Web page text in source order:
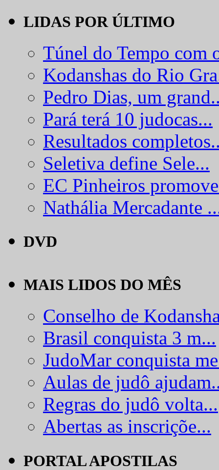
LIDAS POR ÚLTIMO
Túnel do Tempo com
Kodanshas do Rio
Pedro Dias, um
Pará terá 10 judocas...
Resultados
Seletiva define Sele...
EC Pinheiros
Nathália Mercadante
DVD
MAIS LIDOS DO MÊS
Conselho de
Brasil conquista 3 m...
JudoMar conquista
Aulas de judô
Regras do judô volta...
Abertas as inscriçõe...
PORTAL APOSTILAS